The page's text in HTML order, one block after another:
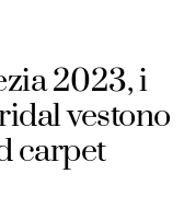
2023, i
vestono
carpet